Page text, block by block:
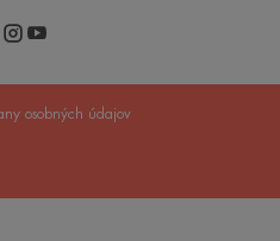
osobných údajov